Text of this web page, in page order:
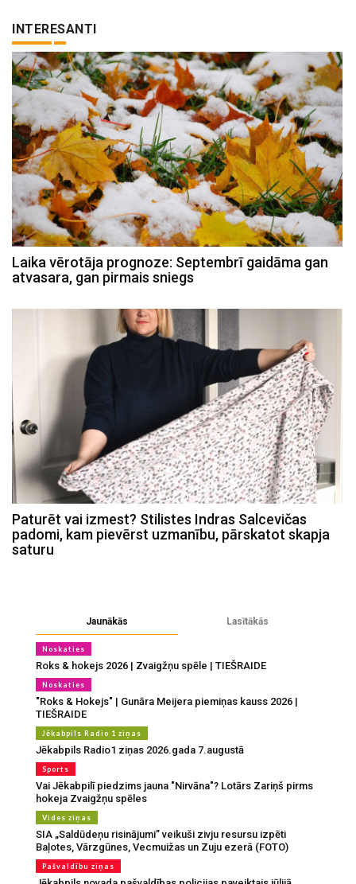
INTERESANTI
Laika vērotāja prognoze: Septembrī gaidāma gan
atvasara, gan pirmais sniegs
Paturēt vai izmest? Stilistes Indras Salcevičas
padomi, kam pievērst uzmanību, pārskatot skapja
saturu
Jaunākās Lasītākās
Noskaties
Roks & hokejs 2026 | Zvaigžņu spēle | TIEŠRAIDE
Noskaties
"Roks & Hokejs" | Gunāra Meijera piemiņas kauss 2026 |
TIEŠRAIDE
Jēkabpils Radio 1 ziņas
Jēkabpils Radio1 ziņas 2026.gada 7.augustā
Sports
Vai Jēkabpilī piedzims jauna "Nirvāna"? Lotārs Zariņš pirms
hokeja Zvaigžņu spēles
Vides ziņas
SIA „Saldūdeņu risinājumi” veikuši zivju resursu izpēti
Baļotes, Vārzgūnes, Vecmuižas un Zuju ezerā (FOTO)
Pašvaldību ziņas